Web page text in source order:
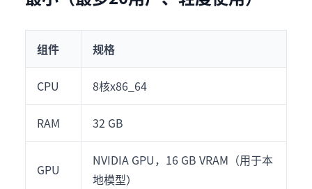
组件 规格
CPU 8核x86_64
RAM 32 GB
GPU
NVIDIA GPU，16 GB VRAM（用于本
地模型）